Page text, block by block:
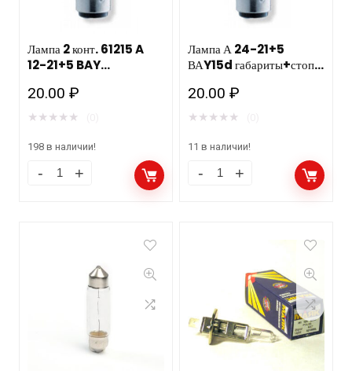
Лампа 2 конт. 61215 A
12-21+5 BAY
20.00₽
★ ★ ★ ★ ★
198 в наличии!
Лампа А 24-21+5
ВАY15d габариты+стоп
20.00₽
★ ★ ★ ★ ★
11 в наличии!